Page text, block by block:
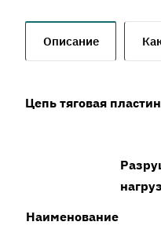
Описание
Цепь тяговая
Наименование